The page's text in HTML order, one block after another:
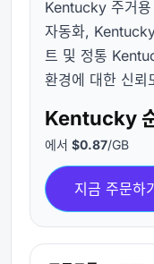
Kentucky 주거
자동화,
트 및 정통
환경에 대한 신뢰
Kentucky 순
에서 $0.87/GB
지금 주문하